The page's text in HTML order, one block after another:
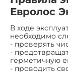
Евролос
В ходе
необходимо
- проверять
-
герметичную
- проводить